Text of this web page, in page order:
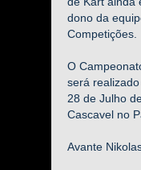
dono da
Competições.
O
será
28 de Julho
Cascavel no
Avante